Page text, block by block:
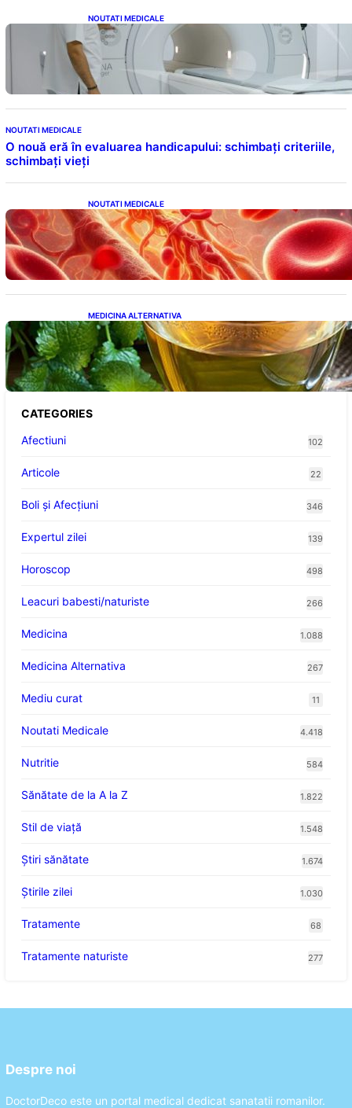
NOUTATI MEDICALE
Impactul Substanțelor de Contrast în RMN:
Îngrijorări Legate de Gadoliniu și Acidul
Oxalic
NOUTATI MEDICALE
O nouă eră în evaluarea handicapului: schimbați criteriile,
schimbați vieți
NOUTATI MEDICALE
Vitamina K: Beneficii, Riscuri și Interacțiuni
în Coagularea Sângelui
MEDICINA ALTERNATIVA
Roinița: Soluția Naturală pentru Reducerea
Cortizolului și Îmbunătățirea Somnului
CATEGORIES
Afectiuni
102
Articole 22
Boli și Afecțiuni 346
Expertul zilei 139
Horoscop 498
Leacuri babesti/naturiste 266
Medicina 1.088
Medicina Alternativa 267
Mediu curat 11
Noutati Medicale 4.418
Nutritie 584
Sănătate de la A la Z 1.822
Stil de viaţă 1.548
Ştiri sănătate 1.674
Știrile zilei 1.030
Tratamente 68
Tratamente naturiste 277
Despre noi
DoctorDeco este un portal medical dedicat sanatatii romanilor.